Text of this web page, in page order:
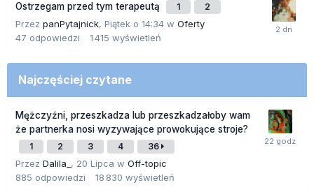
Ostrzegam przed tym terapeutą 1 2
Przez panPytajnick, Piątek o 14:34 w Oferty
47 odpowiedzi 1 415 wyświetleń
Najczęściej czytane
Mężczyźni, przeszkadza lub przeszkadzałoby wam
że partnerka nosi wyzywające prowokujące stroje?
1 2 3 4 36
Przez Dalila_ , 20 Lipca w Off-topic
885 odpowiedzi 18 830 wyświetleń